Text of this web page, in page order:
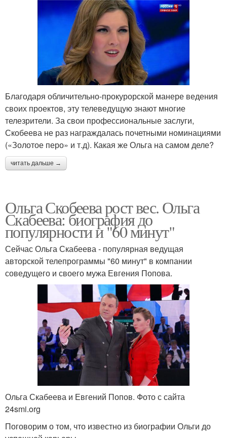
Благодаря обличительно-прокурорской манере ведения
своих проектов, эту телеведущую знают многие
телезрители. За свои профессиональные заслуги,
Скобеева не раз награждалась почетными номинациями
(«Золотое перо» и т.д). Какая же Ольга на самом деле?
читать дальше →
Ольга Скобеева рост вес. Ольга
Скабеева: биография до
популярности и "60 минут"
Сейчас Ольга Скабеева - популярная ведущая
авторской телепрограммы "60 минут" в компании
соведущего и своего мужа Евгения Попова.
Ольга Скабеева и Евгений Попов. Фото с сайта
24smi.org
Поговорим о том, что известно из биографии Ольги до